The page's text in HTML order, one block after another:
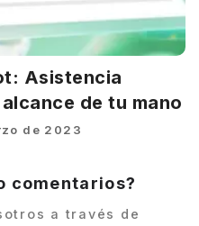
Asistencia
de tu mano
de 2023
comentarios?
a través de